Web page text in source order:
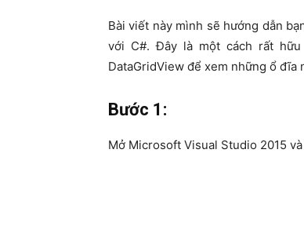
Bài viết này mình sẽ hướng dẫn
với C#. Đây là một cách rất
DataGridView để xem những ổ đĩa
Bước 1:
Mở Microsoft Visual Studio 2015